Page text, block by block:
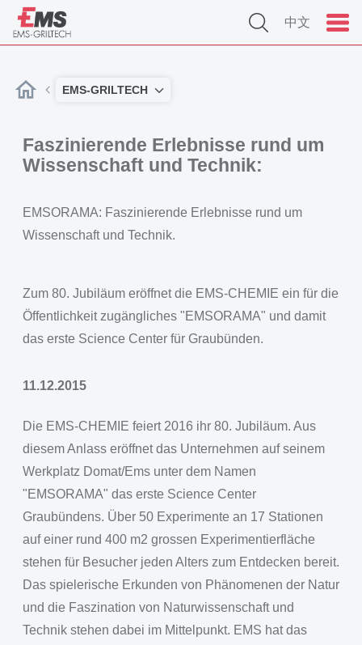
中文
EMS-GRILTECH
Faszinierende Erlebnisse rund um
Wissenschaft und Technik:
EMSORAMA: Faszinierende Erlebnisse rund um
Wissenschaft und Technik.
Zum 80. Jubiläum eröffnet die EMS-CHEMIE ein für die
Öffentlichkeit zugängliches "EMSORAMA" und damit
das erste Science Center für Graubünden.
11.12.2015
Die EMS-CHEMIE feiert 2016 ihr 80. Jubiläum. Aus
diesem Anlass eröffnet das Unternehmen auf seinem
Werkplatz Domat/Ems unter dem Namen
"EMSORAMA" das erste Science Center
Graubündens. Über 50 Experimente an 17 Stationen
auf einer rund 400 m2 grossen Experimentierfläche
stehen für Besucher jeden Alters zum Entdecken bereit.
Das spielerische Erkunden von Phänomenen der Natur
und die Faszination von Naturwissenschaft und
Technik stehen dabei im Mittelpunkt. EMS hat das